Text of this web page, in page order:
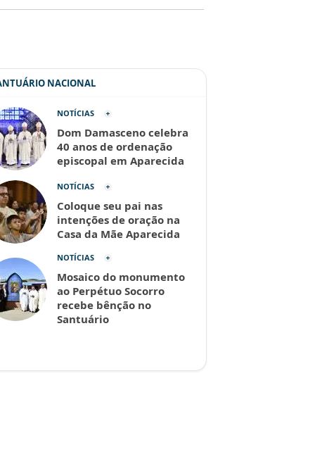
NACIONAL
NOTÍCIAS
Dom Damasceno celebra
40 anos de ordenação
episcopal em Aparecida
NOTÍCIAS
Coloque seu pai nas
intenções de oração na
Casa da Mãe Aparecida
NOTÍCIAS
Mosaico do monumento
ao Perpétuo Socorro
recebe bênção no
Santuário